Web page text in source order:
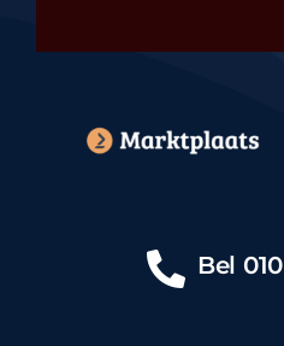
Bel